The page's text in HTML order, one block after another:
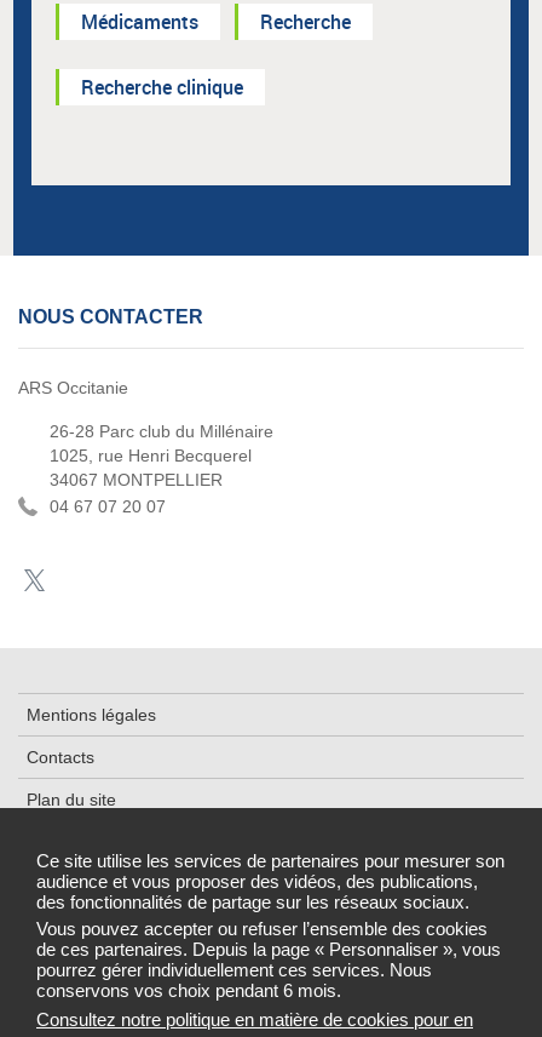
Ce site utilise les services de partenaires pour mesurer son
audience et vous proposer des vidéos, des publications,
des fonctionnalités de partage sur les réseaux sociaux.
Vous pouvez accepter ou refuser l’ensemble des cookies
de ces partenaires. Depuis la page « Personnaliser », vous
pourrez gérer individuellement ces services. Nous
conservons vos choix pendant 6 mois.
Consultez notre politique en matière de cookies pour en
Médicaments Recherche
Recherche clinique
NOUS CONTACTER
ARS Occitanie
26-28 Parc club du Millénaire
1025, rue Henri Becquerel
34067 MONTPELLIER
04 67 07 20 07
Mentions légales
Contacts
Plan du site
Cookies et traceurs
Gestion des cookies